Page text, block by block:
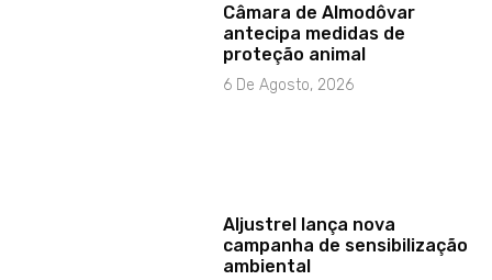
Câmara de Almodôvar
antecipa medidas de
proteção animal
6 De Agosto, 2026
Aljustrel lança nova
campanha de sensibilização
ambiental